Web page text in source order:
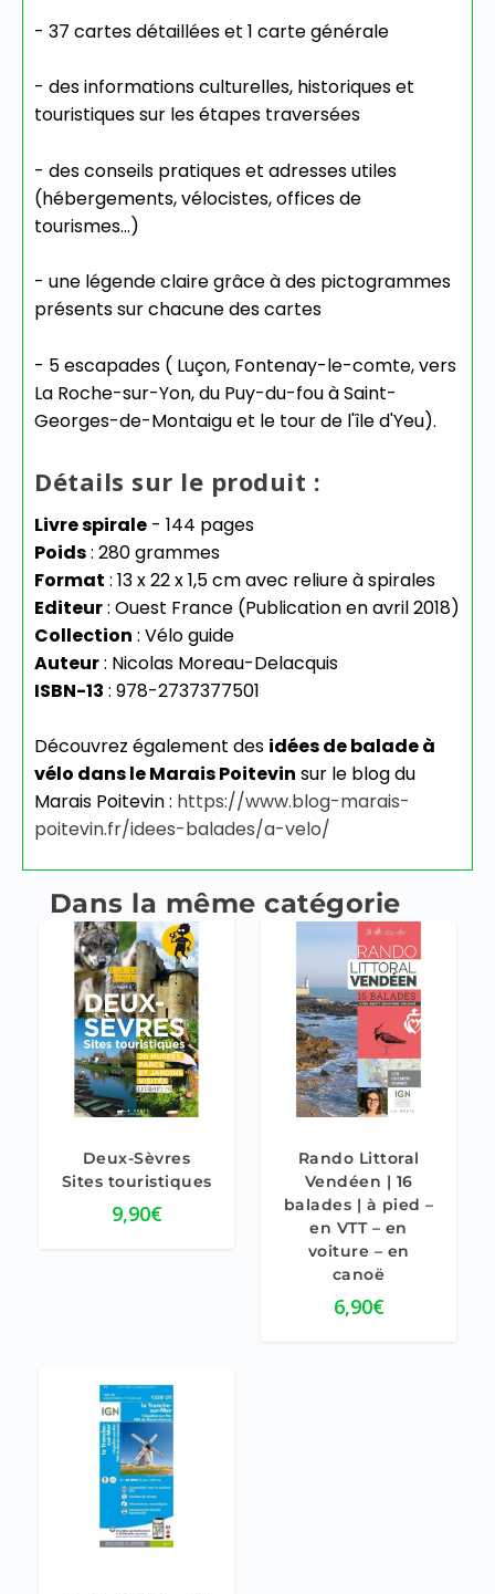
- 37 cartes détaillées et 1 carte générale
- des informations culturelles, historiques et
touristiques sur les étapes traversées
- des conseils pratiques et adresses utiles
(hébergements, vélocistes, offices de
tourismes...)
- une légende claire grâce à des pictogrammes
présents sur chacune des cartes
- 5 escapades ( Luçon, Fontenay-le-comte, vers
La Roche-sur-Yon, du Puy-du-fou à Saint-
Georges-de-Montaigu et le tour de l'île d'Yeu).
Détails sur le produit :
Livre spirale - 144 pages
Poids: 280 grammes
Format : 13 x 22 x 1,5 cm avec reliure à spirales
Editeur: Ouest France (Publication en avril 2018)
Collection : Vélo guide
Auteur: Nicolas Moreau-Delacquis
ISBN-13 : 978-2737377501
Découvrez également des idées de balade à
vélo dans le Marais Poitevin sur le blog du
Marais Poitevin : https://www.blog-marais-
poitevin.fr/idees-balades/a-velo/
Deux-Sèvres
Sites touristiques
9,90€
4.00
Rando Littoral
Vendéen | 16
balades | à pied –
en VTT – en
voiture – en
canoë
6,90€